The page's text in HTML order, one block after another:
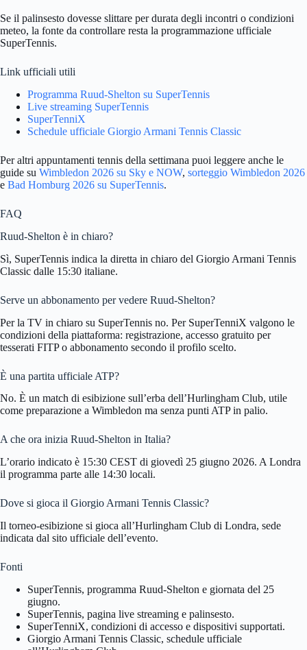
Se il palinsesto dovesse slittare per durata degli incontri o condizioni
meteo, la fonte da controllare resta la programmazione ufficiale
SuperTennis.
Link ufficiali utili
Programma Ruud-Shelton su SuperTennis
Live streaming SuperTennis
SuperTenniX
Schedule ufficiale Giorgio Armani Tennis Classic
Per altri appuntamenti tennis della settimana puoi leggere anche le
guide su Wimbledon 2026 su Sky e NOW, sorteggio Wimbledon 2026
e Bad Homburg 2026 su SuperTennis.
FAQ
Ruud-Shelton è in chiaro?
Sì, SuperTennis indica la diretta in chiaro del Giorgio Armani Tennis
Classic dalle 15:30 italiane.
Serve un abbonamento per vedere Ruud-Shelton?
Per la TV in chiaro su SuperTennis no. Per SuperTenniX valgono le
condizioni della piattaforma: registrazione, accesso gratuito per
tesserati FITP o abbonamento secondo il profilo scelto.
È una partita ufficiale ATP?
No. È un match di esibizione sull’erba dell’Hurlingham Club, utile
come preparazione a Wimbledon ma senza punti ATP in palio.
A che ora inizia Ruud-Shelton in Italia?
L’orario indicato è 15:30 CEST di giovedì 25 giugno 2026. A Londra
il programma parte alle 14:30 locali.
Dove si gioca il Giorgio Armani Tennis Classic?
Il torneo-esibizione si gioca all’Hurlingham Club di Londra, sede
indicata dal sito ufficiale dell’evento.
Fonti
SuperTennis, programma Ruud-Shelton e giornata del 25
giugno.
SuperTennis, pagina live streaming e palinsesto.
SuperTenniX, condizioni di accesso e dispositivi supportati.
Giorgio Armani Tennis Classic, schedule ufficiale